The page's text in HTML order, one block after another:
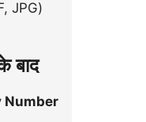
JPG)
बाद
Number